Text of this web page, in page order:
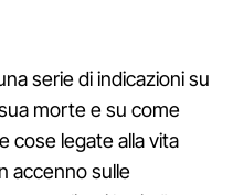
serie di indicazioni su
morte e su come
cose legate alla vita
accenno sulle